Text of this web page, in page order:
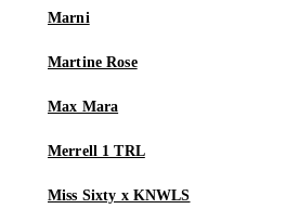
Marni
Martine Rose
Max Mara
Merrell 1 TRL
Miss Sixty x KNWLS